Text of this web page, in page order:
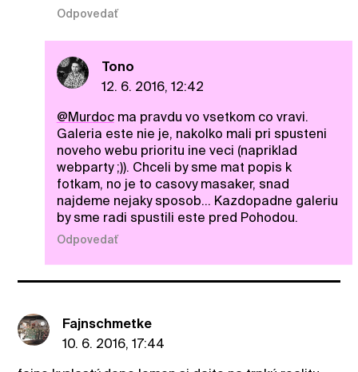
Odpovedať
Tono
12. 6. 2016, 12:42
@Murdocma pravdu vo vsetkom co vravi.
Galeria este nie je, nakolko mali pri spusteni
noveho webu prioritu ine veci (napriklad
webparty ;)). Chceli by sme mat popis k
fotkam, no je to casovy masaker, snad
najdeme nejaky sposob... Kazdopadne galeriu
by sme radi spustili este pred Pohodou.
Odpovedať
Fajnschmetke
10. 6. 2016, 17:44